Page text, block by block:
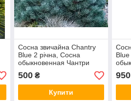
Сосна звичайна Chantry
Blue 2 річна, Сосна
обыкновенная Чантри
Блю, Pinus sylvestris
Chantry Blue
500₴
Купити
950